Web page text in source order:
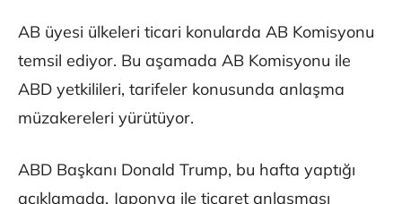
AB üyesi ülkeleri ticari konularda AB Komisyonu
temsil ediyor. Bu aşamada AB Komisyonu ile
ABD yetkilileri, tarifeler konusunda anlaşma
müzakereleri yürütüyor.
ABD Başkanı Donald Trump, bu hafta yaptığı
açıklamada, Japonya ile ticaret anlaşması